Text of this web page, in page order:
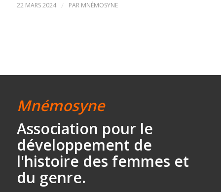
22 MARS 2024 / PAR MNÉMOSYNE
Mnémosyne
Association pour le
développement de
l'histoire des femmes et
du genre.